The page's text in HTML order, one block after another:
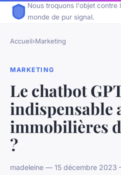
Nous troquons l'objet contre
monde de pur signal.
Accueil›Marketing
MARKETING
Le chatbot
indispensable
immobilières
?
madeleine — 15 décembre 2023